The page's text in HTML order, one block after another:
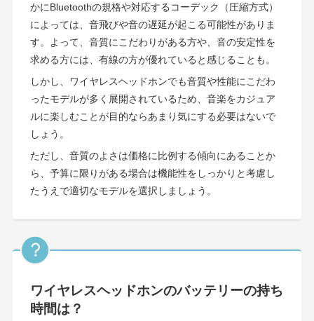
かにBluetoothの規格や対応するコーデック（圧縮方式）
によっては、音飛びや音の遅延が起こる可能性がありま
す。よって、音質にこだわりがある方や、音の安定性を
求める方には、有線の方が優れていると感じることも。
しかし、ワイヤレスヘッドホンでも音質や性能にこだわ
ったモデルが多く展開されているため、音楽をカジュア
ルに楽しむことが目的ならあまり気にする必要はないで
しょう。
ただし、音質のよさは価格に比例する傾向にあることか
ら、予算に限りがある場合は機能性をしっかりと考慮し
たうえで適切なモデルを選択しましょう。
ワイヤレスヘッドホンのバッテリーの持ち
時間は？